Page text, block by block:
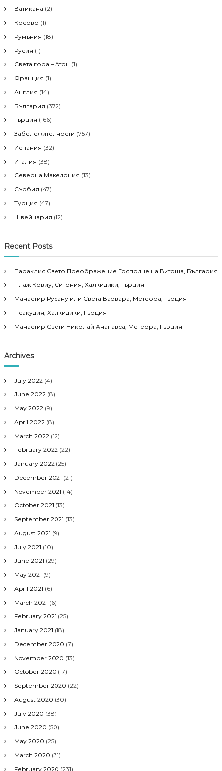
f
o
r
Ватикана (2)
Косово (1)
Румъния (18)
Русия (1)
Света гора – Атон (1)
Франция (1)
Англия (14)
България (372)
Гърция (166)
Забележителности (757)
Испания (32)
Италия (38)
Северна Македония (13)
Сърбия (47)
Турция (47)
Швейцария (12)
Recent Posts
Параклис Свето Преображение Господне на Витоша, България
Плаж Ковиу, Ситония, Халкидики, Гърция
Манастир Русану или Света Варвара, Метеора, Гърция
Псакудия, Халкидики, Гърция
Манастир Свети Николай Анапавса, Метеора, Гърция
Archives
July 2022 (4)
June 2022 (8)
May 2022 (9)
April 2022 (8)
March 2022 (12)
February 2022 (22)
January 2022 (25)
December 2021 (21)
November 2021 (14)
October 2021 (13)
September 2021 (13)
August 2021 (9)
July 2021 (10)
June 2021 (29)
May 2021 (9)
April 2021 (6)
March 2021 (6)
February 2021 (25)
January 2021 (18)
December 2020 (7)
November 2020 (13)
October 2020 (17)
September 2020 (22)
August 2020 (30)
July 2020 (38)
June 2020 (50)
May 2020 (25)
March 2020 (31)
February 2020 (231)